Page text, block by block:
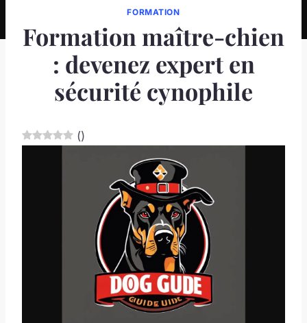
FORMATION
Formation maître-chien
: devenez expert en
sécurité cynophile
()